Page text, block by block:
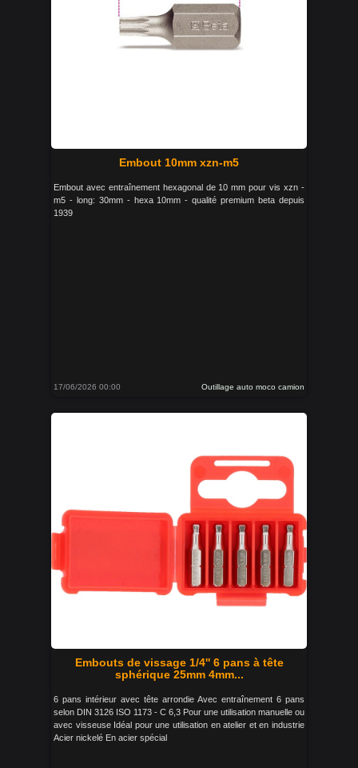
Embout 10mm xzn-m5
Embout avec entraînement hexagonal de 10 mm pour vis xzn -
m5 - long: 30mm - hexa 10mm - qualité premium beta depuis
1939
17/06/2026 00:00 Outillage auto moco camion
Embouts de vissage 1/4'' 6 pans à tête
sphérique 25mm 4mm...
6 pans intérieur avec tête arrondie Avec entraînement 6 pans
selon DIN 3126 ISO 1173 - C 6,3 Pour une utilisation manuelle ou
avec visseuse Idéal pour une utilisation en atelier et en industrie
Acier nickelé En acier spécial